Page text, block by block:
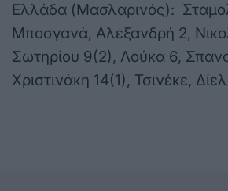
Ελλάδα (Μασλαρινός):
Μποσγανά, Αλεξανδρή 2,
Σωτηρίου 9(2), Λούκα 6,
Χριστινάκη 14(1), Τσινέκε,